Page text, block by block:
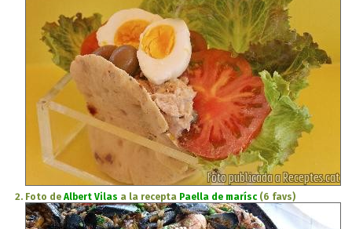
Foto de Albert Vilas a la recepta Paella de marísc (6 favs)